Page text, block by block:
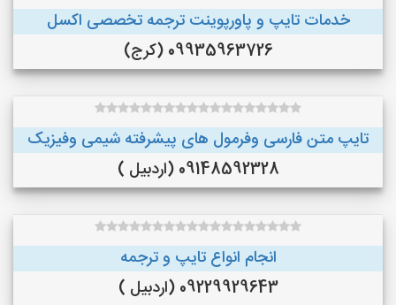
خدمات تایپ و پاورپوینت ترجمه تخصصی اکسل
09935963726 (کرج)
تایپ متن فارسی وفرمول های پیشرفته شیمی وفیزیک
09148592328 (اردبیل )
انجام انواع تایپ و ترجمه
09229929643 (اردبیل )